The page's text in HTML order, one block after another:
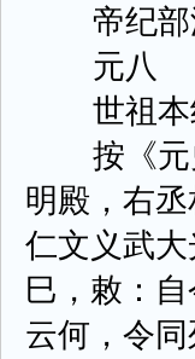
帝纪部
元八
世祖本
按《元史
明殿，右
仁文义武
巳，敕：
云何，令